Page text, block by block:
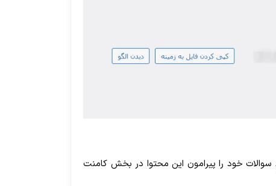
سوالات خود را پیرامون این محتوا در بخش کامنت